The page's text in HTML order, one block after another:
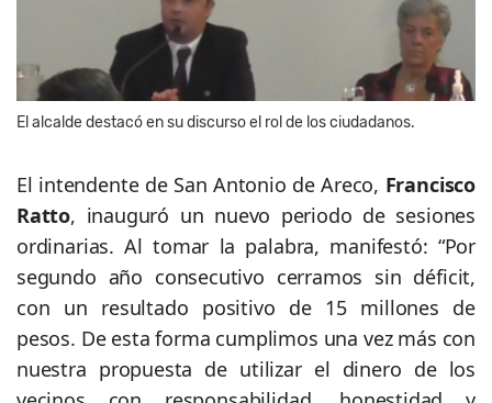
El alcalde destacó en su discurso el rol de los ciudadanos.
El intendente de San Antonio de Areco, Francisco
Ratto, inauguró un nuevo periodo de sesiones
ordinarias. Al tomar la palabra, manifestó: “Por
segundo año consecutivo cerramos sin déficit,
con un resultado positivo de 15 millones de
pesos. De esta forma cumplimos una vez más con
nuestra propuesta de utilizar el dinero de los